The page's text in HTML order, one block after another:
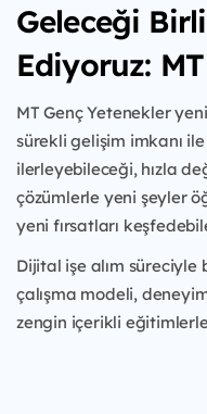
Geleceği
Ediyoruz:
MT Genç Yetenekler
sürekli gelişim imkanı
ilerleyebileceği, hızla
çözümlerle yeni şeyler
yeni fırsatları
Dijital işe alım
çalışma modeli,
zengin içerikli